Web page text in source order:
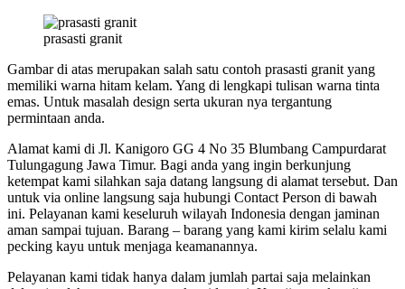
prasasti granit
Gambar di atas merupakan salah satu contoh prasasti granit yang
memiliki warna hitam kelam. Yang di lengkapi tulisan warna tinta
emas. Untuk masalah design serta ukuran nya tergantung
permintaan anda.
Alamat kami di Jl. Kanigoro GG 4 No 35 Blumbang Campurdarat
Tulungagung Jawa Timur. Bagi anda yang ingin berkunjung
ketempat kami silahkan saja datang langsung di alamat tersebut. Dan
untuk via online langsung saja hubungi Contact Person di bawah
ini. Pelayanan kami keseluruh wilayah Indonesia dengan jaminan
aman sampai tujuan. Barang – barang yang kami kirim selalu kami
pecking kayu untuk menjaga keamanannya.
Pelayanan kami tidak hanya dalam jumlah partai saja melainkan